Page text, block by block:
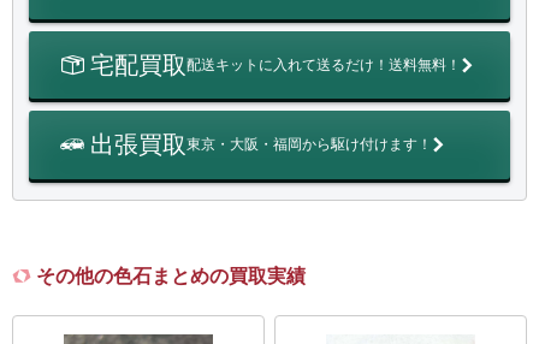
宅配買取配送キットに入れて送るだけ！送料無料！
出張買取東京・大阪・福岡から駆け付けます！
その他の色石まとめの買取実績